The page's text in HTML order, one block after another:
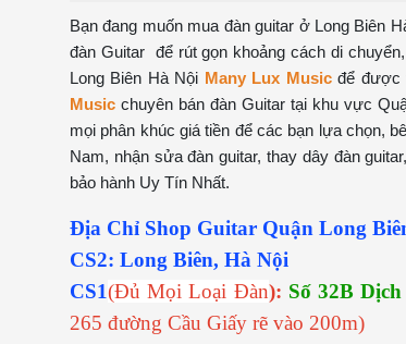
Bạn đang muốn mua đàn guitar ở Long Biên
đàn Guitar để rút gọn khoảng cách di
Long Biên Hà Nội Many Lux Music để được
Music chuyên bán đàn Guitar tại khu vực
mọi phân khúc giá tiền để các bạn lựa chọn,
Nam, nhận sửa đàn guitar, thay dây đàn
bảo hành Uy Tín Nhất.
Địa Chỉ Shop Guitar Quận Long
CS2: Long Biên, Hà Nội
CS1(Đủ Mọi Loại Đàn): Số 32B
265 đường Cầu Giấy rẽ vào 200m)